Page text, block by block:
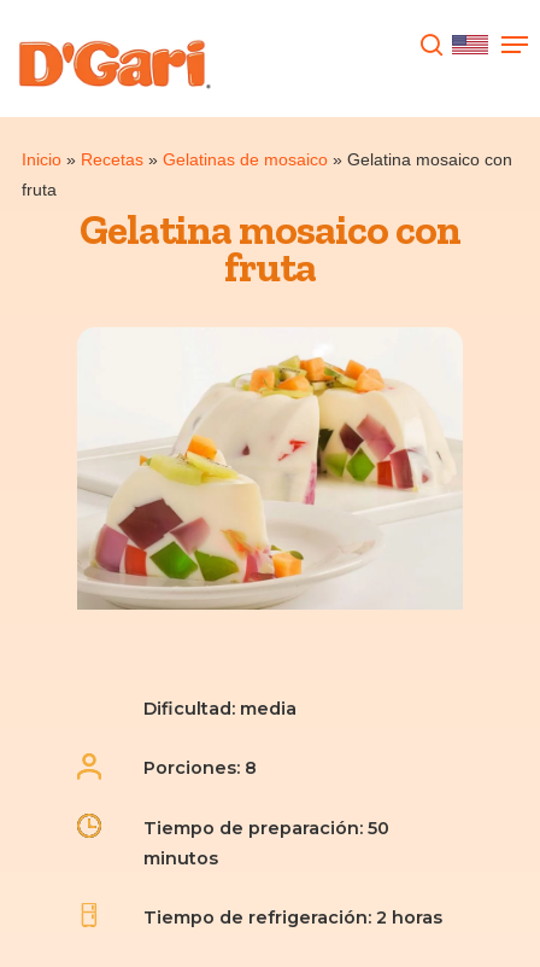
Inicio» Recetas» Gelatinas de mosaico» Gelatina mosaico con
fruta
Presione enter para buscar o ESC para
Gelatina mosaico con
fruta
Dificultad: media
Porciones: 8
Tiempo de preparación: 50
minutos
Tiempo de refrigeración: 2 horas